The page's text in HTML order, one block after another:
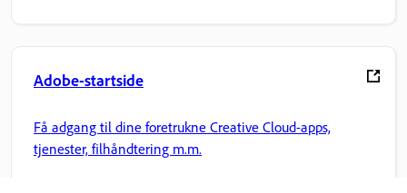
Adobe-startside
Få adgang til dine foretrukne Creative Cloud-apps,
tjenester, filhåndtering m.m.